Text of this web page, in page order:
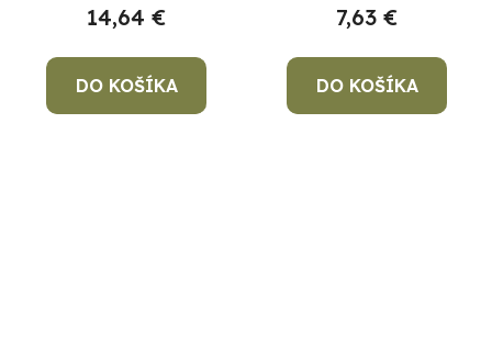
14,64 €
DO KOŠÍKA
7,63 €
DO KOŠÍKA